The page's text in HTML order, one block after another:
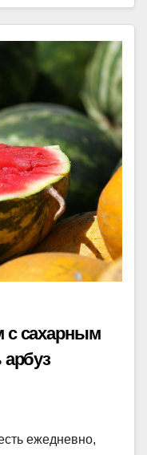
с сахарным
арбуз
ежедневно,